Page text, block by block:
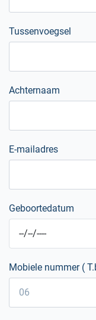
Tussenvoegsel
Achternaam
E-mailadres
Geboortedatum
Mobiele nummer (